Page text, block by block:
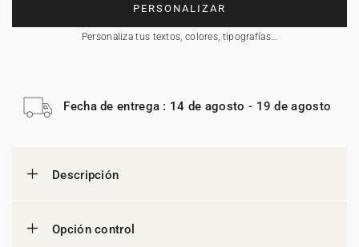
PERSONALIZAR
Personaliza tus textos, colores, tipografías…
Fecha de entrega : 14 de agosto - 19 de agosto
Descripción
Opción control